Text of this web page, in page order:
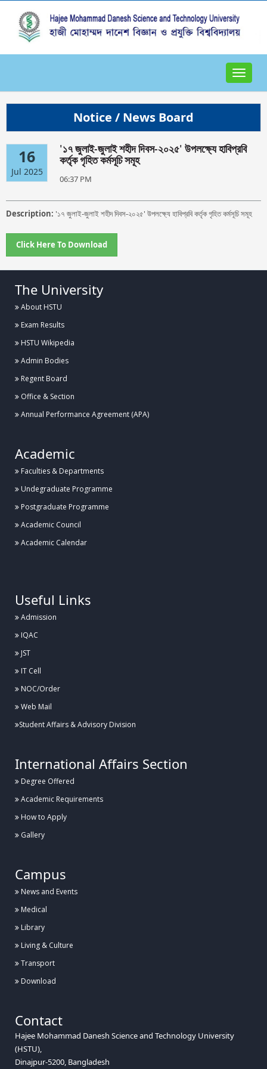
Toggle
Notice / News Board
16
Jul 2025
'১৭ জুলাই-জুলাই শহীদ দিবস-২০২৫' উপলক্ষ্যে হাবিপ্রবি
কর্তৃক গৃহিত কর্মসূচি সমূহ
06:37 PM
Description: '১৭ জুলাই-জুলাই শহীদ দিবস-২০২৫' উপলক্ষ্যে হাবিপ্রবি কর্তৃক গৃহিত কর্মসূচি সমূহ
Click Here To Download
The University
About HSTU
Exam Results
HSTU Wikipedia
Admin Bodies
Regent Board
Office & Section
Annual Performance Agreement (APA)
Academic
Faculties & Departments
Undegraduate Programme
Postgraduate Programme
Academic Council
Academic Calendar
Useful Links
Admission
IQAC
JST
IT Cell
NOC/Order
Web Mail
Student Affairs & Advisory Division
International Affairs Section
Degree Offered
Academic Requirements
How to Apply
Gallery
Campus
News and Events
Medical
Library
Living & Culture
Transport
Download
Contact
Hajee Mohammad Danesh Science and Technology University
(HSTU),
Dinajpur-5200, Bangladesh